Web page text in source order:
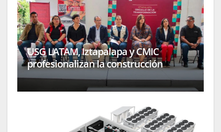
USG LATAM, Iztapalapa y CMIC
profesionalizan la construcción